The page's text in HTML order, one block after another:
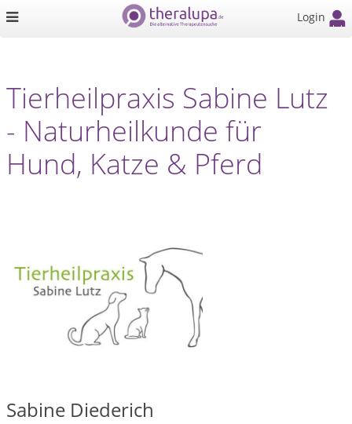
Login
Tierheilpraxis Sabine Lutz
- Naturheilkunde für
Hund, Katze & Pferd
Sabine Diederich